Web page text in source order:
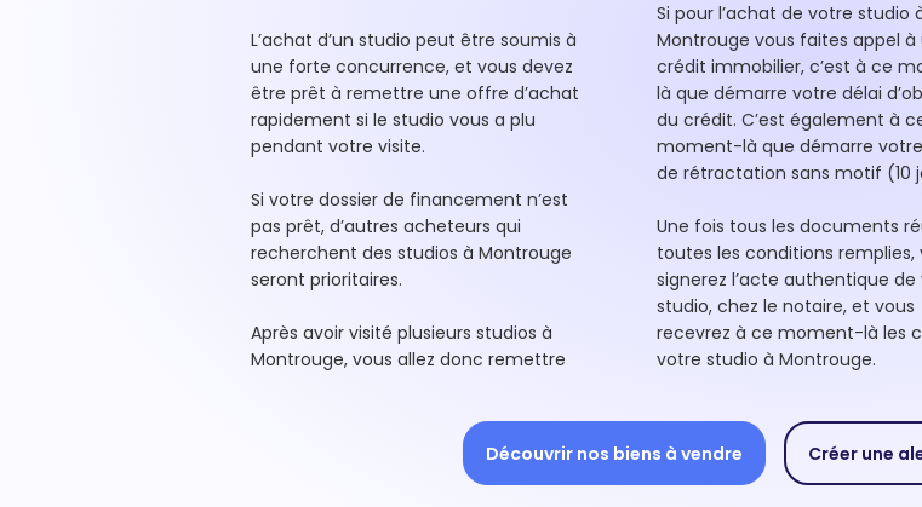
L’achat d’un studio peut être soumis à
une forte concurrence, et vous devez
être prêt à remettre une offre d’achat
rapidement si le studio vous a plu
pendant votre visite.
Si votre dossier de financement n’est
pas prêt, d’autres acheteurs qui
recherchent des studios à Montrouge
seront prioritaires.
Après avoir visité plusieurs studios à
Montrouge, vous allez donc remettre
Si pour l’achat de votre studio
Montrouge vous faites appel à
crédit immobilier, c’est à ce
là que démarre votre délai
du crédit. C’est également à
moment-là que démarre
de rétractation sans motif (10
Une fois tous les documents
toutes les conditions remplies,
signerez l’acte authentique de
studio, chez le notaire, et vous
recevrez à ce moment-là les
votre studio à Montrouge.
Découvrir nos biens à vendre Créer une